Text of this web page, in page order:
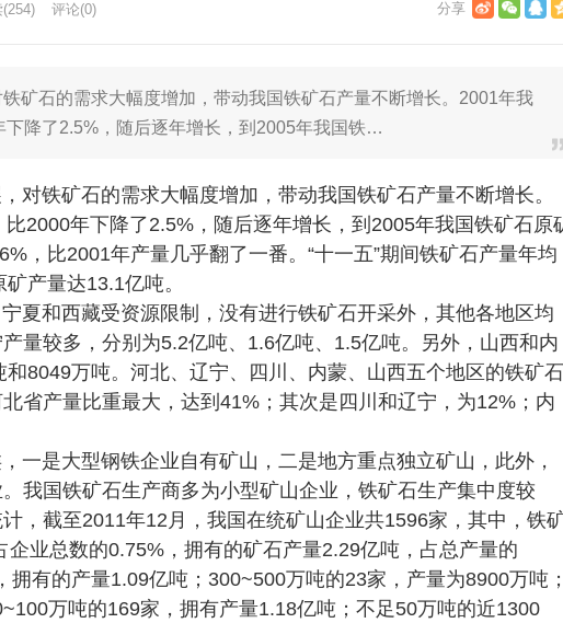
(254) 评论(0)
矿石的需求大幅度增加，带动我国铁矿石产量不断增长。2001年我
下降了2.5%，随后逐年增长，到2005年我国铁…
对铁矿石的需求大幅度增加，带动我国铁矿石产量不断增长。
2000年下降了2.5%，随后逐年增长，到2005年我国铁矿石原
，比2001年产量几乎翻了一番。“十一五”期间铁矿石产量年均
产量达13.1亿吨。
夏和西藏受资源限制，没有进行铁矿石开采外，其他各地区均
量较多，分别为5.2亿吨、1.6亿吨、1.5亿吨。另外，山西和内
8049万吨。河北、辽宁、四川、内蒙、山西五个地区的铁矿石
省产量比重最大，达到41%；其次是四川和辽宁，为12%；内
一是大型钢铁企业自有矿山，二是地方重点独立矿山，此外，
我国铁矿石生产商多为小型矿山企业，铁矿石生产集中度较
，截至2011年12月，我国在统矿山企业共1596家，其中，铁
业总数的0.75%，拥有的矿石产量2.29亿吨，占总产量的
拥有的产量1.09亿吨；300~500万吨的23家，产量为8900万吨
万吨的169家，拥有产量1.18亿吨；不足50万吨的近1300